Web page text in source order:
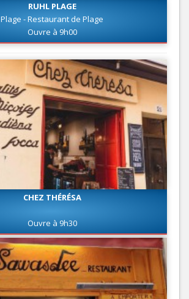
RUHL PLAGE
Plage - Restaurant de Plage
Ouvre à 9h00
CHEZ THÉRÉSA
Ouvre à 9h30